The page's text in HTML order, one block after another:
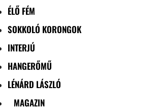
ÉLŐ FÉM
SOKKOLÓ KORONGOK
INTERJÚ
HANGERŐMŰ
LÉNÁRD LÁSZLÓ
MAGAZIN